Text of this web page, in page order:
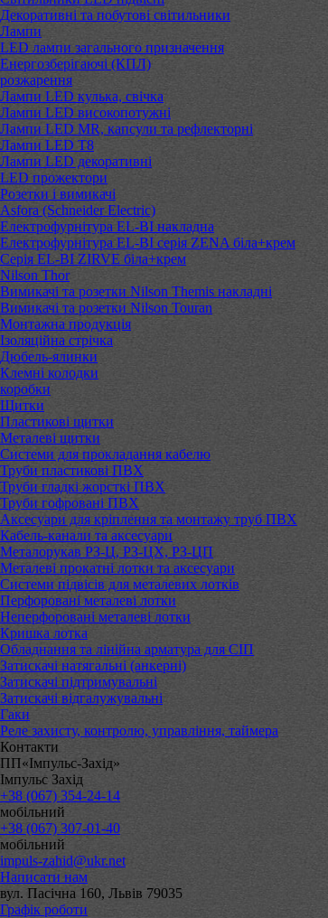
Декоративні та побутові світильники
Лампи
LED лампи загального призначення
Енергозберігаючі (КПЛ)
розжарення
Лампи LED кулька, свічка
Лампи LED високопотужні
Лампи LED MR, капсули та рефлекторні
Лампи LED Т8
Лампи LED декоративні
LED прожектори
Розетки і вимикачі
Asfora (Schneider Electric)
Електрофурнітура EL-BI накладна
Електрофурнітура EL-BI серія ZENA біла+крем
Серія EL-BI ZIRVE біла+крем
Nilson Thor
Вимикачі та розетки Nilson Themis накладні
Вимикачі та розетки Nilson Touran
Монтажна продукція
Ізоляційна стрічка
Дюбель-ялинки
Клемні колодки
коробки
Щитки
Пластикові щитки
Металеві щитки
Системи для прокладання кабелю
Труби пластикові ПВХ
Труби гладкі жорсткі ПВХ
Труби гофровані ПВХ
Аксесуари для кріплення та монтажу труб ПВХ
Кабель-канали та аксесуари
Металорукав РЗ-Ц, РЗ-ЦХ, РЗ-ЦП
Металеві прокатні лотки та аксесуари
Системи підвісів для металевих лотків
Перфоровані металеві лотки
Неперфоровані металеві лотки
Кришка лотка
Обладнання та лінійна арматура для СІП
Затискачі натягальні (анкерні)
Затискачі підтримувальні
Затискачі відгалужувальні
Гаки
Реле захисту, контролю, управління, таймера
Контакти
ПП«Імпульс-Захід»
Імпульс Захід
+38 (067) 354-24-14
мобільний
+38 (067) 307-01-40
мобільний
impuls-zahid@ukr.net
Написати нам
вул. Пасічна 160, Львів 79035
Графік роботи